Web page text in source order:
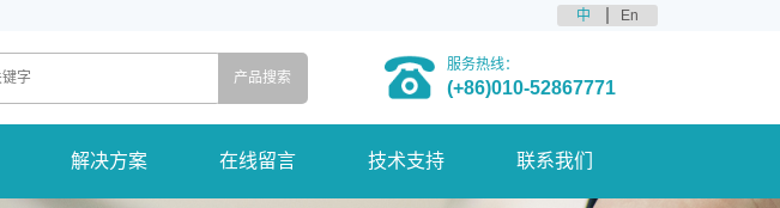
中 En
服务热线：
(+86)010-52867771
解决方案 在线留言 技术支持 联系我们